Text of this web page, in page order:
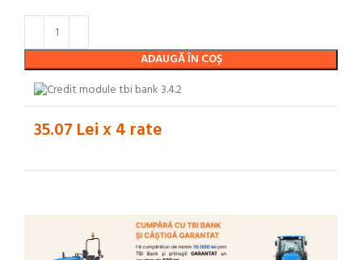
ADAUGĂ ÎN COȘ
35.07 Lei x 4 rate